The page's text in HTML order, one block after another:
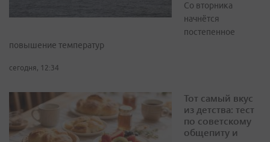
Со вторника
начнётся
постепенное
повышение температур
сегодня, 12:34
Тот самый вкус
из детства: тест
по советскому
общепиту и